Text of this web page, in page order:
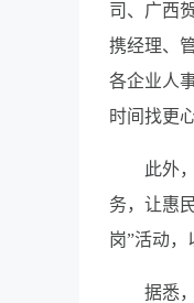
司、广西
携经理、
各企业人
时间找更
此外
务，让惠
岗”活动
据悉